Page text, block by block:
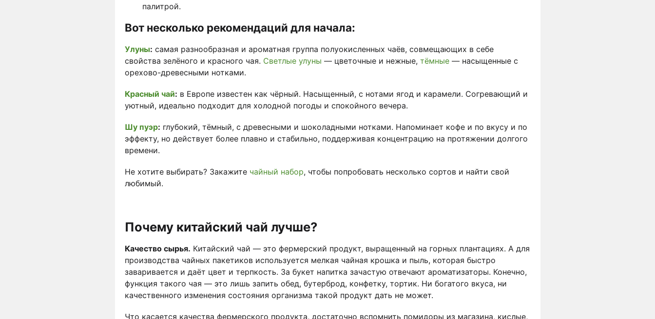
палитрой.
Вот несколько рекомендаций для начала:
Улуны: самая разнообразная и ароматная группа полуокисленных чаёв, совмещающих в себе
свойства зелёного и красного чая. Светлые улуны — цветочные и нежные, тёмные — насыщенные с
орехово-древесными нотками.
Красный чай: в Европе известен как чёрный. Насыщенный, с нотами ягод и карамели. Согревающий и
уютный, идеально подходит для холодной погоды и спокойного вечера.
Шу пуэр: глубокий, тёмный, с древесными и шоколадными нотками. Напоминает кофе и по вкусу и по
эффекту, но действует более плавно и стабильно, поддерживая концентрацию на протяжении долгого
времени.
Не хотите выбирать? Закажите чайный набор, чтобы попробовать несколько сортов и найти свой
любимый.
Почему китайский чай лучше?
Качество сырья. Китайский чай — это фермерский продукт, выращенный на горных плантациях. А для
производства чайных пакетиков используется мелкая чайная крошка и пыль, которая быстро
заваривается и даёт цвет и терпкость. За букет напитка зачастую отвечают ароматизаторы. Конечно,
функция такого чая — это лишь запить обед, бутерброд, конфетку, тортик. Ни богатого вкуса, ни
качественного изменения состояния организма такой продукт дать не может.
Что касается качества фермерского продукта, достаточно вспомнить помидоры из магазина, кислые,